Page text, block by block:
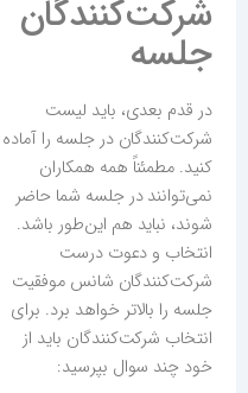
شرکت‌کنندگان
جلسه
در قدم بعدی، باید لیست
شرکت‌کنندگان در جلسه را آماده
کنید. مطمئناً همه همکاران
نمی‌توانند در جلسه شما حاضر
شوند، نباید هم این‌طور باشد.
انتخاب و دعوت درست
شرکت‌کنندگان شانس موفقیت
جلسه را بالاتر خواهد برد. برای
انتخاب شرکت‌کنندگان باید از
خود چند سوال بپرسید: